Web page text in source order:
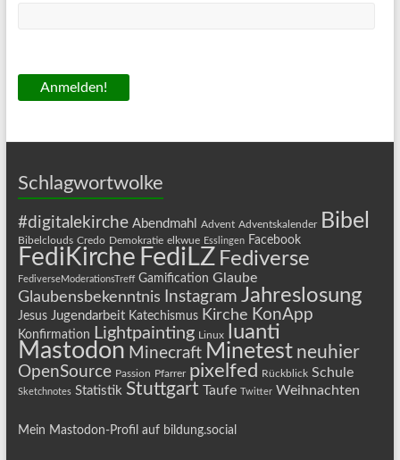
Schlagwortwolke
#digitalekirche Abendmahl Advent Adventskalender Bibel
Bibelclouds Credo Demokratie elkwue Esslingen Facebook
FediKirche FediLZ Fediverse
FediverseModerationsTreff Gamification Glaube
Glaubensbekenntnis Instagram Jahreslosung
Jesus Jugendarbeit Katechismus Kirche KonApp
Konfirmation Lightpainting Linux luanti
Mastodon Minecraft Minetest neuhier
OpenSource Passion Pfarrer pixelfed Rückblick Schule
Sketchnotes Statistik Stuttgart Taufe Twitter Weihnachten
Mein Mastodon-Profil auf bildung.social